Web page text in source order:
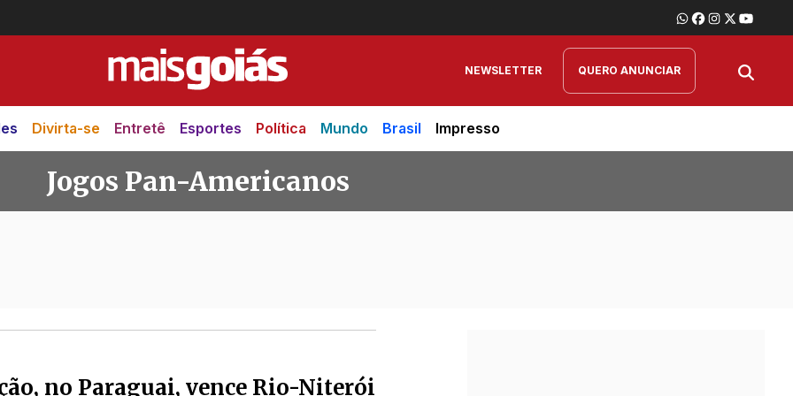
NEWSLETTER QUERO ANUNCIAR
Divirta-se Entretê Esportes Política Mundo Brasil Impresso
Jogos Pan-Americanos
no Paraguai, vence Rio-Niterói